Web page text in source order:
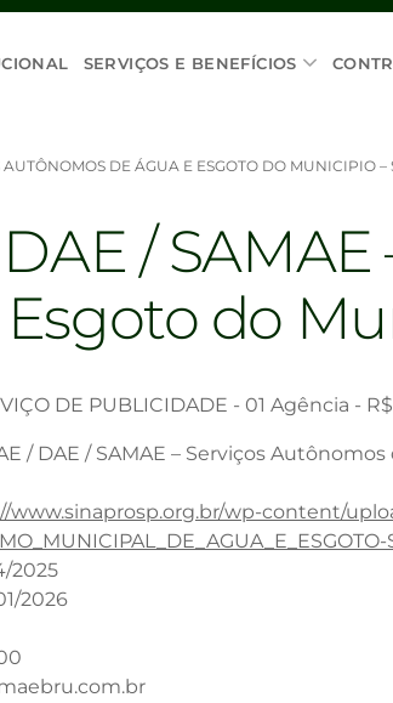
SERVIÇOS E BENEFÍCIOS
DE ÁGUA E ESGOTO DO MUNICIPIO –
DAE /
do
DE PUBLICIDADE - 01 Agência -
/ DAE / SAMAE – Serviços
www.sinaprosp.org.br/wp-content/
2025
2026